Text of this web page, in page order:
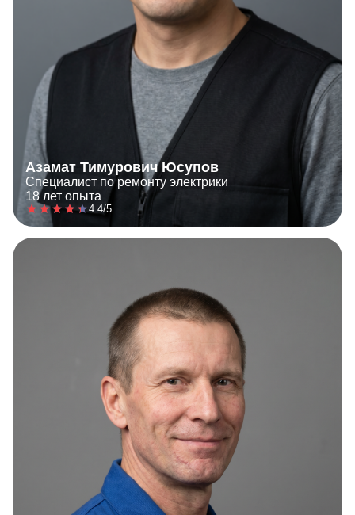
Азамат Тимурович Юсупов
Специалист по ремонту электрики
18 лет опыта
4.4/5